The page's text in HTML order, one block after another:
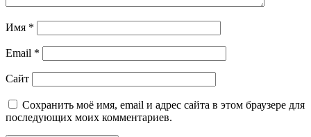
Имя *
Email *
Сайт
Сохранить моё имя, email и адрес сайта в этом браузере для
последующих моих комментариев.